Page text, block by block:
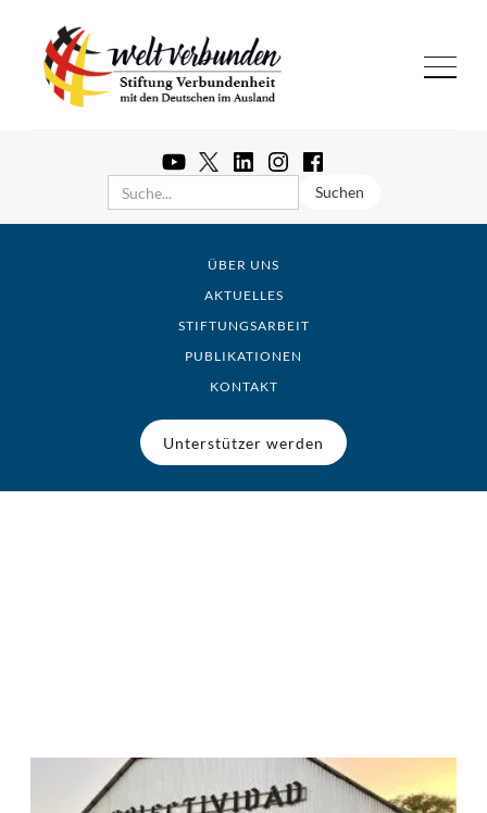
ÜBER UNS
AKTUELLES
STIFTUNGSARBEIT
PUBLIKATIONEN
KONTAKT
Unterstützer werden